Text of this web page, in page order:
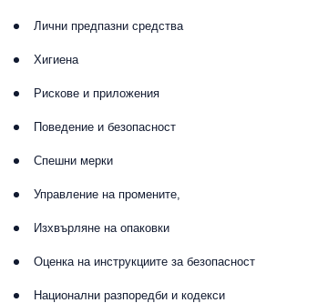
Лични предпазни средства
Хигиена
Рискове и приложения
Поведение и безопасност
Спешни мерки
Управление на промените,
Изхвърляне на опаковки
Оценка на инструкциите за безопасност
Национални разпоредби и кодекси